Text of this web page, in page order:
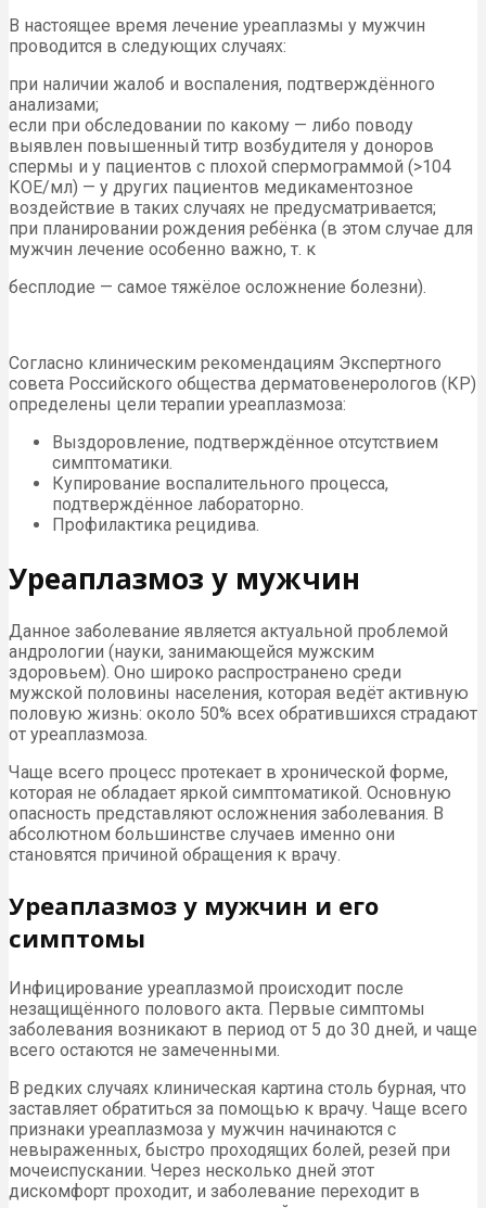
В настоящее время лечение уреаплазмы у мужчин
проводится в следующих случаях:
при наличии жалоб и воспаления, подтверждённого
анализами;
если при обследовании по какому — либо поводу
выявлен повышенный титр возбудителя у доноров
спермы и у пациентов с плохой спермограммой (>104
КОЕ/мл) — у других пациентов медикаментозное
воздействие в таких случаях не предусматривается;
при планировании рождения ребёнка (в этом случае для
мужчин лечение особенно важно, т. к
бесплодие — самое тяжёлое осложнение болезни).
Согласно клиническим рекомендациям Экспертного
совета Российского общества дерматовенерологов (КР)
определены цели терапии уреаплазмоза:
Выздоровление, подтверждённое отсутствием
симптоматики.
Купирование воспалительного процесса,
подтверждённое лабораторно.
Профилактика рецидива.
Уреаплазмоз у мужчин
Данное заболевание является актуальной проблемой
андрологии (науки, занимающейся мужским
здоровьем). Оно широко распространено среди
мужской половины населения, которая ведёт активную
половую жизнь: около 50% всех обратившихся страдают
от уреаплазмоза.
Чаще всего процесс протекает в хронической форме,
которая не обладает яркой симптоматикой. Основную
опасность представляют осложнения заболевания. В
абсолютном большинстве случаев именно они
становятся причиной обращения к врачу.
Уреаплазмоз у мужчин и его
симптомы
Инфицирование уреаплазмой происходит после
незащищённого полового акта. Первые симптомы
заболевания возникают в период от 5 до 30 дней, и чаще
всего остаются не замеченными.
В редких случаях клиническая картина столь бурная, что
заставляет обратиться за помощью к врачу. Чаще всего
признаки уреаплазмоза у мужчин начинаются с
невыраженных, быстро проходящих болей, резей при
мочеиспускании. Через несколько дней этот
дискомфорт проходит, и заболевание переходит в